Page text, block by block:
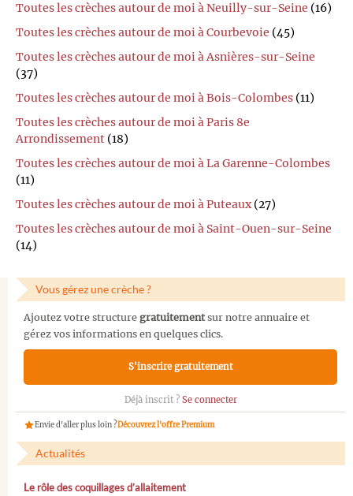
Toutes les crèches autour de moi à Neuilly-sur-Seine (16)
Toutes les crèches autour de moi à Courbevoie (45)
Toutes les crèches autour de moi à Asnières-sur-Seine
(37)
Toutes les crèches autour de moi à Bois-Colombes (11)
Toutes les crèches autour de moi à Paris 8e
Arrondissement (18)
Toutes les crèches autour de moi à La Garenne-Colombes
(11)
Toutes les crèches autour de moi à Puteaux(27)
Toutes les crèches autour de moi à Saint-Ouen-sur-Seine
(14)
Vous gérez une crèche ?
Ajoutez votre structure gratuitementsur notre annuaire et
gérez vos informations en quelques clics.
S'inscrire gratuitement
Déjà inscrit ? Se connecter
Envie d'aller plus loin ?Découvrez l'offre Premium
Actualités
Le rôle des coquillages d’allaitement